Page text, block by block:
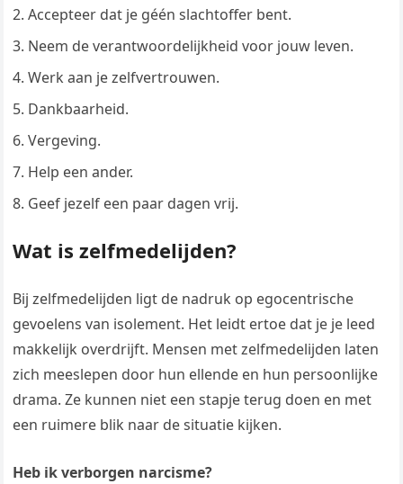
Accepteer dat je géén slachtoffer bent.
Neem de verantwoordelijkheid voor jouw leven.
Werk aan je zelfvertrouwen.
Dankbaarheid.
Vergeving.
Help een ander.
Geef jezelf een paar dagen vrij.
Wat is zelfmedelijden?
Bij zelfmedelijden ligt de nadruk op egocentrische
gevoelens van isolement. Het leidt ertoe dat je je leed
makkelijk overdrijft. Mensen met zelfmedelijden laten
zich meeslepen door hun ellende en hun persoonlijke
drama. Ze kunnen niet een stapje terug doen en met
een ruimere blik naar de situatie kijken.
Heb ik verborgen narcisme?